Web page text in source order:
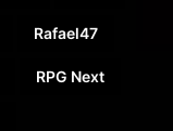
Rafael47
RPG Next